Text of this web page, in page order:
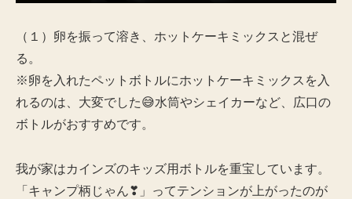
（１）卵を振って溶き、ホットケーキミックスと混ぜ
る。
※卵を入れたペットボトルにホットケーキミックスを入
れるのは、大変でした😅水筒やシェイカーなど、広口の
ボトルがおすすめです。
我が家はカインズのキッズ用ボトルを重宝しています。
「キャンプ柄じゃん❣」ってテンションが上がったのが